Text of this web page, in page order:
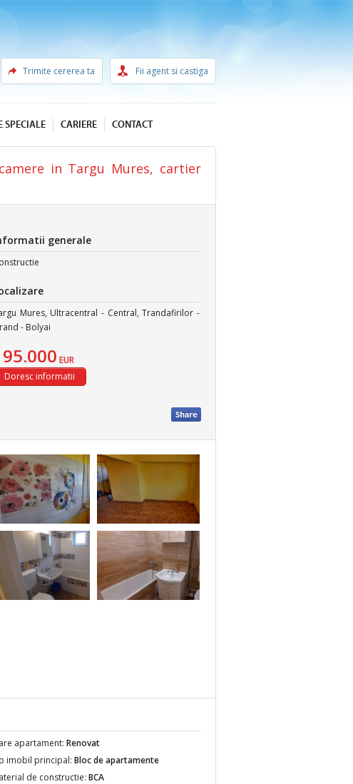
Trimite cererea ta Fii agent si castiga
SPECIALE CARIERE CONTACT
in Targu Mures, cartier
generale
Mures, Ultracentral - Central, Trandafirilor -
- Bolyai
EUR
apartament: Renovat
imobil principal: Bloc de apartamente
de constructie: BCA